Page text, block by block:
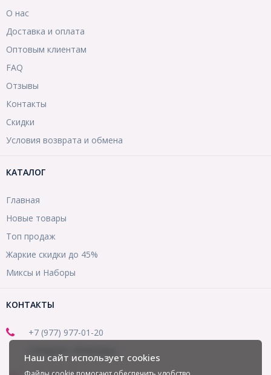
О нас
Доставка и оплата
Оптовым клиентам
FAQ
Отзывы
Контакты
Скидки
Условия возврата и обмена
КАТАЛОГ
Главная
Новые товары
Топ продаж
Жаркие скидки до 45%
Миксы и Наборы
КОНТАКТЫ
+7 (977) 977-01-20
Наш сайт использует cookies